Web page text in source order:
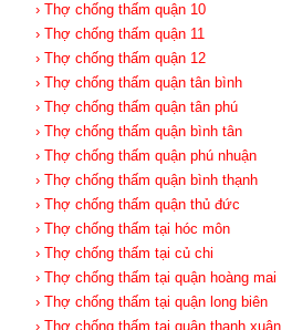
› Thợ chống thấm quận 10
› Thợ chống thấm quận 11
› Thợ chống thấm quận 12
› Thợ chống thấm quận tân bình
› Thợ chống thấm quận tân phú
› Thợ chống thấm quận bình tân
› Thợ chống thấm quận phú nhuận
› Thợ chống thấm quận bình thạnh
› Thợ chống thấm quận thủ đức
› Thợ chống thấm tại hóc môn
› Thợ chống thấm tại củ chi
› Thợ chống thấm tại quận hoàng mai
› Thợ chống thấm tại quận long biên
› Thợ chống thấm tại quận thanh xuân